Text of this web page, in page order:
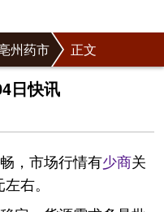
州药市 正文
日快讯
，市场行情有少商关
右。